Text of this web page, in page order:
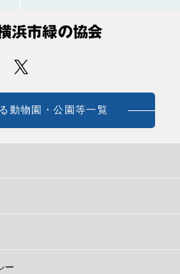
動物園・公園等一覧
ー